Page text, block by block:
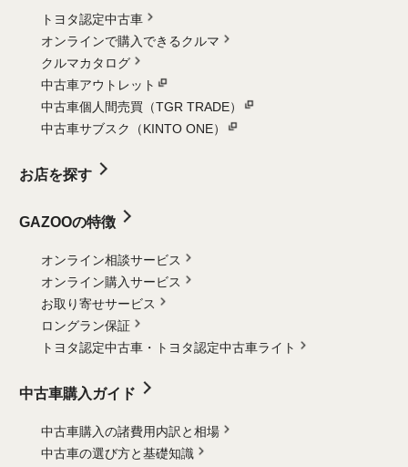
トヨタ認定中古車
オンラインで購入できるクルマ
クルマカタログ
中古車アウトレット
中古車個人間売買（TGR TRADE）
中古車サブスク（KINTO ONE）
お店を探す
GAZOOの特徴
オンライン相談サービス
オンライン購入サービス
お取り寄せサービス
ロングラン保証
トヨタ認定中古車・
トヨタ認定中古車ライト
中古車購入ガイド
中古車購入の諸費用内訳と相場
中古車の選び方と基礎知識